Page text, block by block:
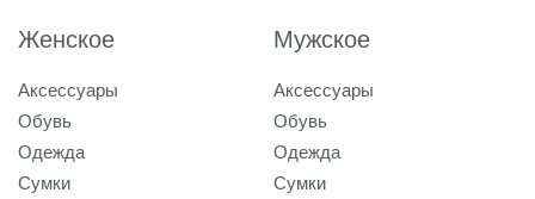
Женское
Аксессуары
Обувь
Одежда
Сумки
Мужское
Аксессуары
Обувь
Одежда
Сумки